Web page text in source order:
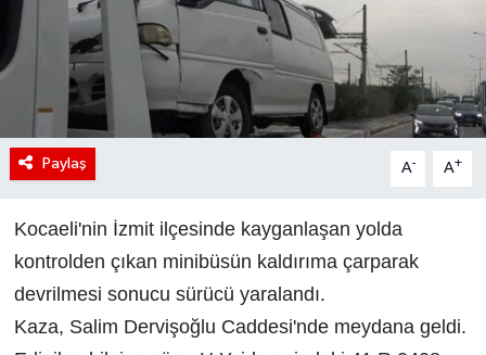
Paylaş A- A+
Kocaeli'nin İzmit ilçesinde kayganlaşan yolda
kontrolden çıkan minibüsün kaldırıma çarparak
devrilmesi sonucu sürücü yaralandı.
Kaza, Salim Dervişoğlu Caddesi'nde meydana geldi.